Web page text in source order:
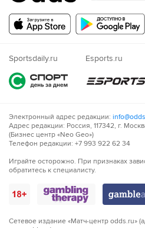
Русский
Nigeria
Sportsdaily.ru Esports.ru
Электронный адрес редакции:
Адрес редакции: Россия, 117342, г.
(Бизнес центр «Neo Geo»)
Телефон редакции: +7 993 922 62 34
Играйте осторожно. При признаках
обратитесь к специалисту.
Сетевое издание «Матч-центр odds.ru»